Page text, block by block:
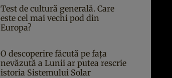
Test de cultură generală. Care
este cel mai vechi pod din
Europa?
O descoperire făcută pe fața
nevăzută a Lunii ar putea rescrie
istoria Sistemului Solar